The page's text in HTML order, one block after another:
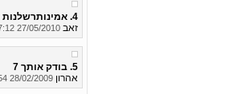
4. אמינותרשלנות
זאב 27/05/2010 17:12
5. בודק אותך 7
אהרון 28/02/2009 17:54